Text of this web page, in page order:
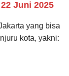
22 Juni 2025
yang bisa
kota, yakni: